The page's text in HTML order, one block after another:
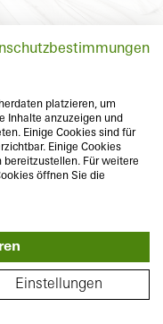
der Schüco
auch
vielfältigen
Wärmedämmung
Uf bis 0,96W/(m²K)
platzieren, um
Inhalte anzuzeigen und
Einige Cookies sind für
Einige Cookies
Für weitere
öffnen Sie die
Einstellungen